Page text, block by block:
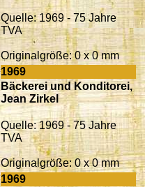
Quelle: 1969 - 75 Jahre
TVA
Originalgröße: 0 x 0 mm
1969
Bäckerei und Konditorei,
Jean Zirkel
Quelle: 1969 - 75 Jahre
TVA
Originalgröße: 0 x 0 mm
1969